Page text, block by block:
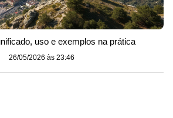
uso e exemplos na prática
26/05/2026 às 23:46